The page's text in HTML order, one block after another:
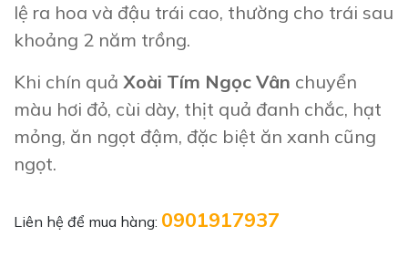
lệ ra hoa và đậu trái cao, thường cho trái sau
khoảng 2 năm trồng.
Khi chín quả Xoài Tím Ngọc Vân chuyển
màu hơi đỏ, cùi dày, thịt quả đanh chắc, hạt
mỏng, ăn ngọt đậm, đặc biệt ăn xanh cũng
ngọt.
Liên hệ để mua hàng: 0901917937